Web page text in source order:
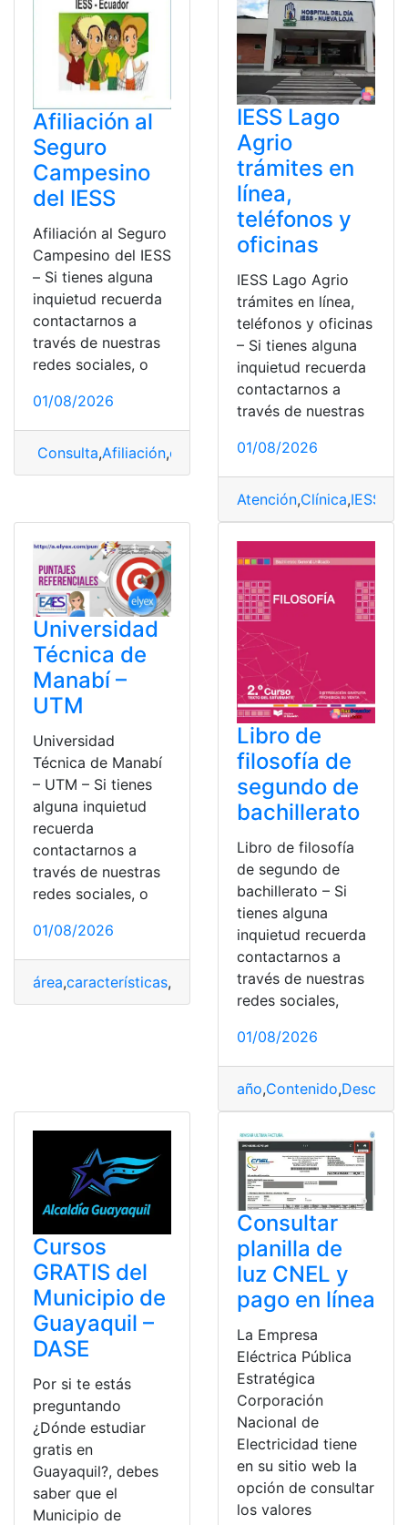
Afiliación al
Seguro
Campesino
del IESS
Afiliación al Seguro
Campesino del IESS
– Si tienes alguna
inquietud recuerda
contactarnos a
través de nuestras
redes sociales, o
01/08/2026
Consulta,Afiliación,campesino, IESS,seguro
IESS Lago
Agrio
trámites en
línea,
teléfonos y
oficinas
IESS Lago Agrio
trámites en línea,
teléfonos y oficinas
– Si tienes alguna
inquietud recuerda
contactarnos a
través de nuestras
01/08/2026
Atención,Clínica,IESS
Universidad
Técnica de
Manabí –
UTM
Universidad
Técnica de Manabí
– UTM – Si tienes
alguna inquietud
recuerda
contactarnos a
través de nuestras
redes sociales, o
01/08/2026
área,características, Estudiar,Universidad
Libro de
filosofía de
segundo de
bachillerato
Libro de filosofía
de segundo de
bachillerato – Si
tienes alguna
inquietud recuerda
contactarnos a
través de nuestras
redes sociales,
01/08/2026
año,Contenido,
Cursos
GRATIS del
Municipio de
Guayaquil –
DASE
Por si te estás
preguntando
¿Dónde estudiar
gratis en
Guayaquil?, debes
saber que el
Municipio de
Consultar
planilla de
luz CNEL y
pago en línea
La Empresa
Eléctrica Pública
Estratégica
Corporación
Nacional de
Electricidad tiene
en su sitio web la
opción de consultar
los valores